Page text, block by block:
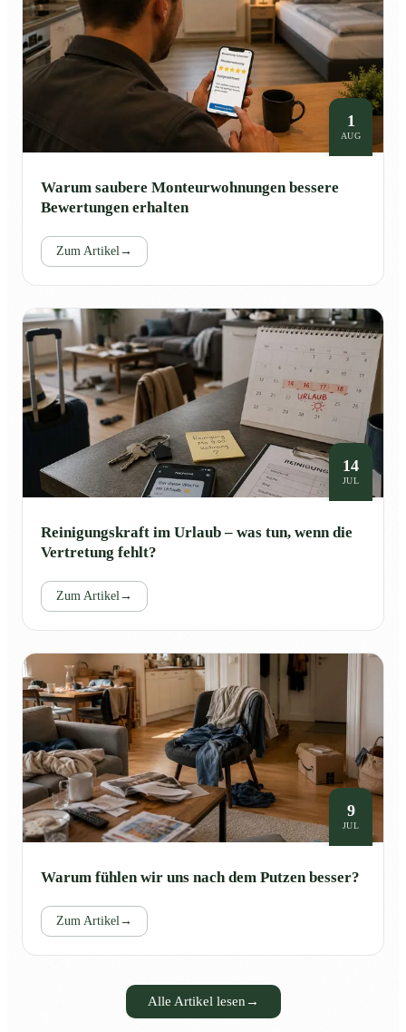
1
AUG
Warum saubere Monteurwohnungen bessere
Bewertungen erhalten
Zum Artikel →
14
JUL
Reinigungskraft im Urlaub – was tun, wenn die
Vertretung fehlt?
Zum Artikel →
9
JUL
Warum fühlen wir uns nach dem Putzen besser?
Zum Artikel →
Alle Artikel lesen →